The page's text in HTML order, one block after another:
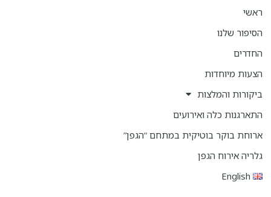
ראשי
הסיפור שלנו
החדרים
הצעות מיוחדות
ביקורות והמלצות
התארגנות כלה ואירועים
ארוחת בוקר בוטיקית במתחם “הגפן”
גלריה אירוח הגפן
English